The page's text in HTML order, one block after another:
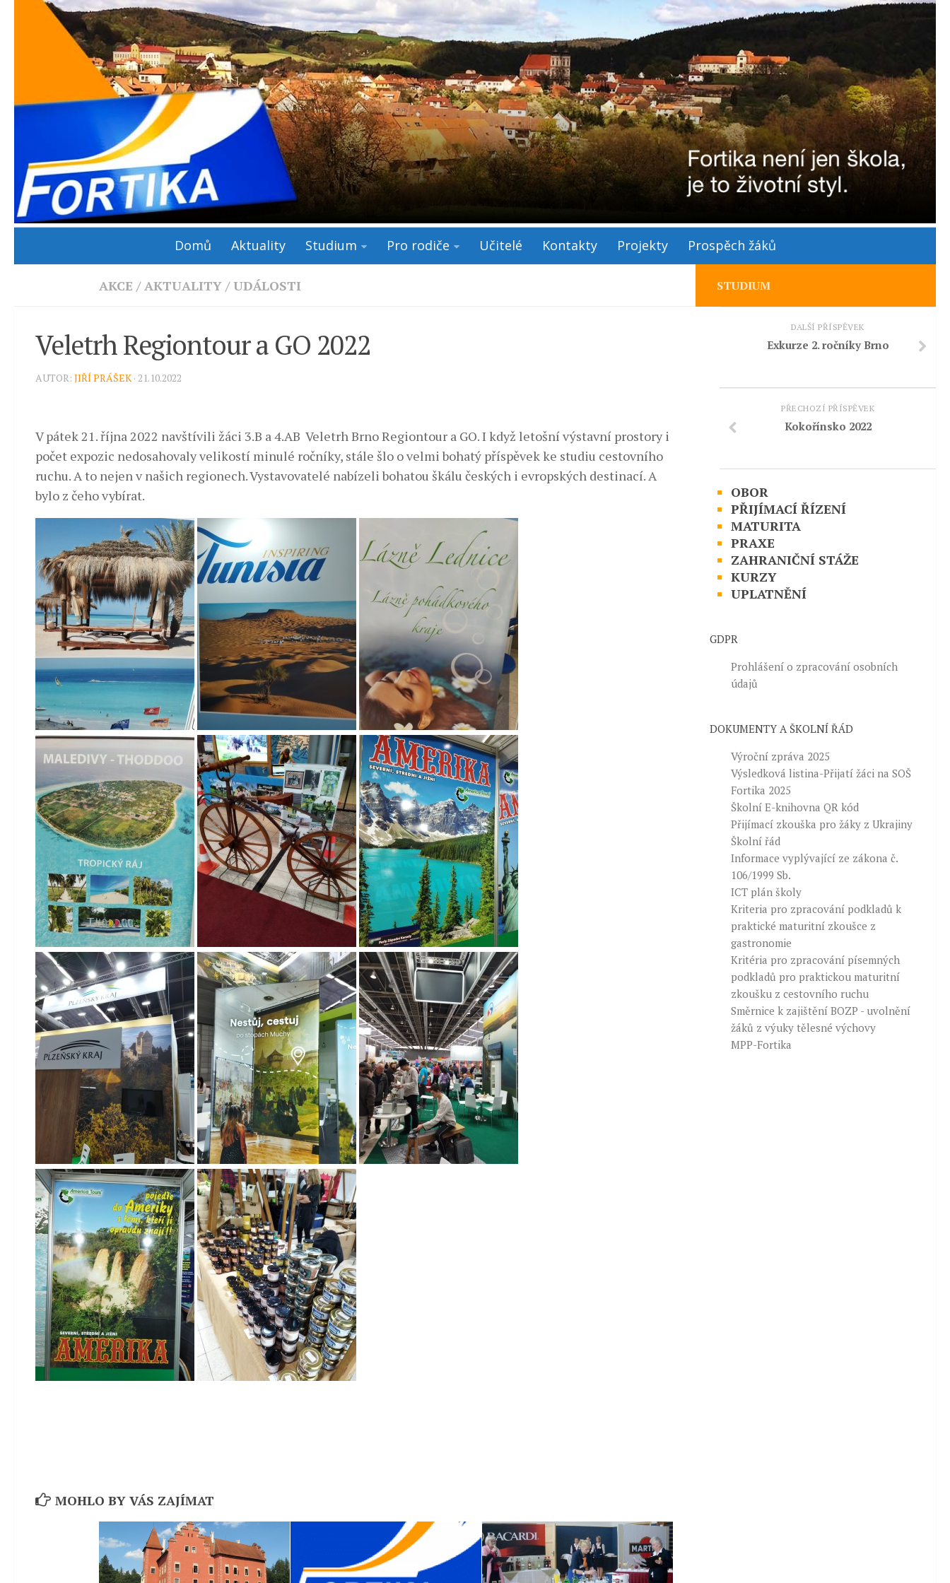
Domů Aktuality Studium Pro rodiče Učitelé Kontakty Projekty Prospěch žáků
AKCE / AKTUALITY / UDÁLOSTI
Veletrh Regiontour a GO 2022
AUTOR: JIŘÍ PRÁŠEK· 21.10.2022
V pátek 21. října 2022 navštívili žáci 3.B a 4.AB Veletrh Brno Regiontour a GO. I když letošní výstavní prostory i
počet expozic nedosahovaly velikostí minulé ročníky, stále šlo o velmi bohatý příspěvek ke studiu cestovního
ruchu. A to nejen v našich regionech. Vystavovatelé nabízeli bohatou škálu českých i evropských destinací. A
bylo z čeho vybírat.
MOHLO BY VÁS ZAJÍMAT
STUDIUM
DALŠÍ PŘÍSPĚVEK
Exkurze 2. ročníky Brno
PŘECHOZÍ PŘÍSPĚVEK
Kokořínsko 2022
OBOR
PŘIJÍMACÍ ŘÍZENÍ
MATURITA
PRAXE
ZAHRANIČNÍ STÁŽE
KURZY
UPLATNĚNÍ
GDPR
Prohlášení o zpracování osobních
údajů
DOKUMENTY A ŠKOLNÍ ŘÁD
Výroční zpráva 2025
Výsledková listina-Přijatí žáci na SOŠ
Fortika 2025
Školní E-knihovna QR kód
Přijímací zkouška pro žáky z Ukrajiny
Školní řád
Informace vyplývající ze zákona č.
106/1999 Sb.
ICT plán školy
Kriteria pro zpracování podkladů k
praktické maturitní zkoušce z
gastronomie
Kritéria pro zpracování písemných
podkladů pro praktickou maturitní
zkoušku z cestovního ruchu
Směrnice k zajištění BOZP - uvolnění
žáků z výuky tělesné výchovy
MPP-Fortika